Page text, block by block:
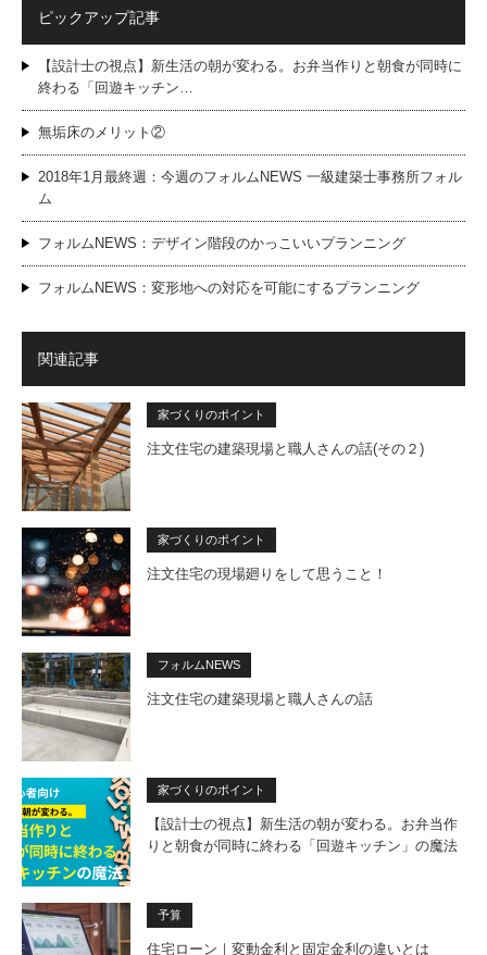
ピックアップ記事
【設計士の視点】新生活の朝が変わる。お弁当作りと朝食が同時に
終わる「回遊キッチン…
無垢床のメリット②
2018年1月最終週：今週のフォルムNEWS 一級建築士事務所フォル
ム
フォルムNEWS：デザイン階段のかっこいいプランニング
フォルムNEWS：変形地への対応を可能にするプランニング
関連記事
家づくりのポイント
注文住宅の建築現場と職人さんの話(その２)
家づくりのポイント
注文住宅の現場廻りをして思うこと！
フォルムNEWS
注文住宅の建築現場と職人さんの話
家づくりのポイント
【設計士の視点】新生活の朝が変わる。お弁当作
りと朝食が同時に終わる「回遊キッチン」の魔法
予算
住宅ローン｜変動金利と固定金利の違いとは